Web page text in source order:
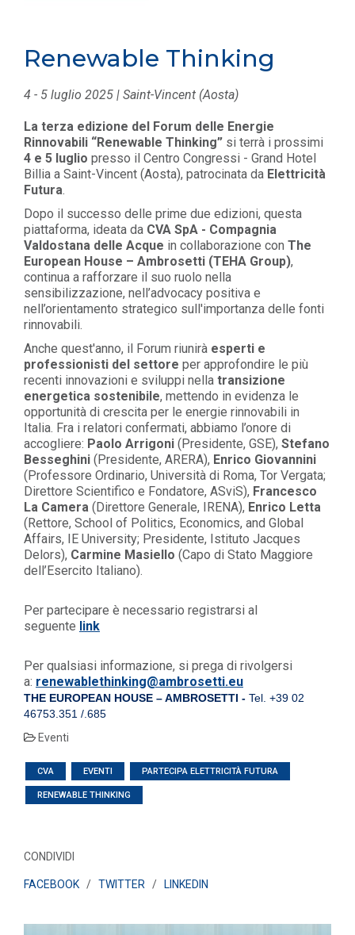
Renewable Thinking
4 - 5 luglio 2025 | Saint-Vincent (Aosta)
La terza edizione del Forum delle Energie
Rinnovabili “Renewable Thinking” si terrà i prossimi
4 e 5 luglio presso il Centro Congressi - Grand Hotel
Billia a Saint-Vincent (Aosta), patrocinata da Elettricità
Futura.
Dopo il successo delle prime due edizioni, questa
piattaforma, ideata da CVA SpA - Compagnia
Valdostana delle Acque in collaborazione con The
European House – Ambrosetti (TEHA Group),
continua a rafforzare il suo ruolo nella
sensibilizzazione, nell’advocacy positiva e
nell’orientamento strategico sull'importanza delle fonti
rinnovabili.
Anche quest'anno, il Forum riunirà esperti e
professionisti del settore per approfondire le più
recenti innovazioni e sviluppi nella transizione
energetica sostenibile, mettendo in evidenza le
opportunità di crescita per le energie rinnovabili in
Italia. Fra i relatori confermati, abbiamo l’onore di
accogliere: Paolo Arrigoni (Presidente, GSE), Stefano
Besseghini (Presidente, ARERA), Enrico Giovannini
(Professore Ordinario, Università di Roma, Tor Vergata;
Direttore Scientifico e Fondatore, ASviS), Francesco
La Camera (Direttore Generale, IRENA), Enrico Letta
(Rettore, School of Politics, Economics, and Global
Affairs, IE University; Presidente, Istituto Jacques
Delors), Carmine Masiello (Capo di Stato Maggiore
dell’Esercito Italiano).
Per partecipare è necessario registrarsi al
seguente link
Per qualsiasi informazione, si prega di rivolgersi
a: renewablethinking@ambrosetti.eu
THE EUROPEAN HOUSE – AMBROSETTI - Tel. +39 02
46753.351 /.685
Eventi
CVA EVENTI PARTECIPA ELETTRICITÀ FUTURA
RENEWABLE THINKING
CONDIVIDI
FACEBOOK / TWITTER / LINKEDIN